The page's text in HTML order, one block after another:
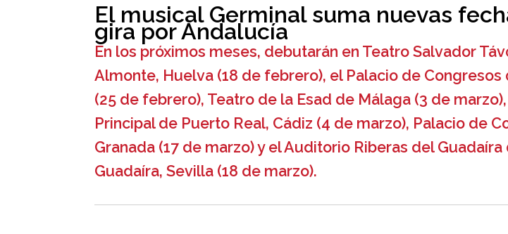
El musical Germinal suma nuevas
gira por Andalucía
En los próximos meses, debutarán en Teatro Salvador
Almonte, Huelva (18 de febrero), el Palacio de Congresos
(25 de febrero), Teatro de la Esad de Málaga (3 de
Principal de Puerto Real, Cádiz (4 de marzo), Palacio de
Granada (17 de marzo) y el Auditorio Riberas del
Guadaíra, Sevilla (18 de marzo).